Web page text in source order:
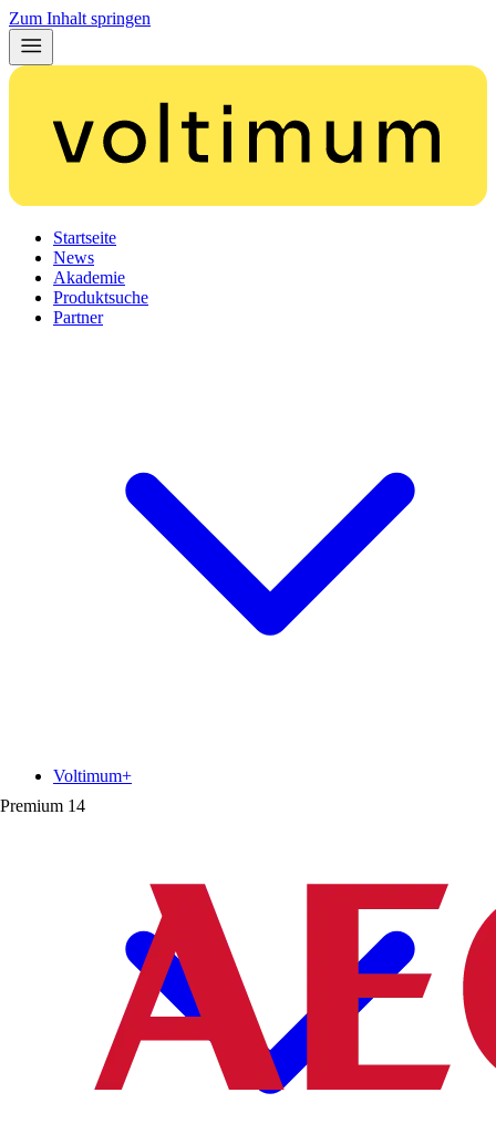
Zum Inhalt springen
Startseite
News
Akademie
Produktsuche
Partner
Premium 14
Voltimum+